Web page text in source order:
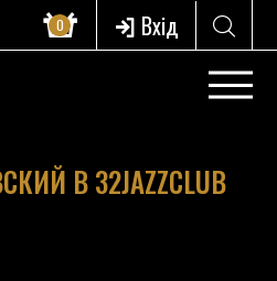
0 Вхід
В 32JAZZCLUB